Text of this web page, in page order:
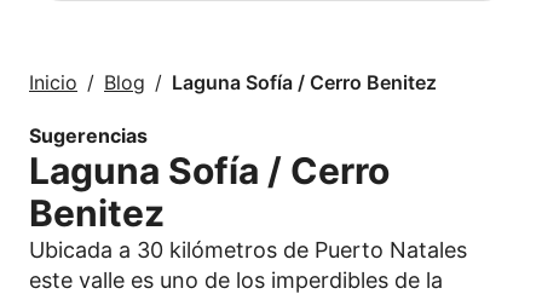
Inicio Blog Laguna Sofía / Cerro Benitez
Sugerencias
Laguna Sofía / Cerro
Benitez
Ubicada a 30 kilómetros de Puerto Natales
este valle es uno de los imperdibles de la
Explora Chile y sus
rincones con